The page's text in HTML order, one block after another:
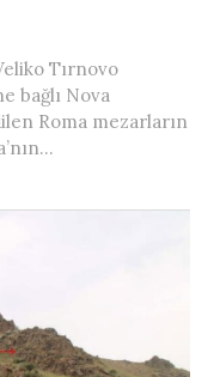
Tırnovo
bağlı Nova
Roma mezarların